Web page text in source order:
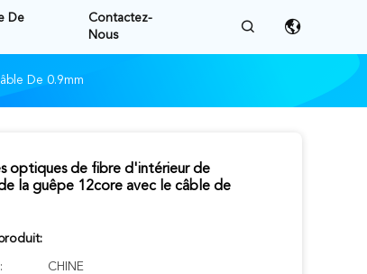
De
Contactez-
Nous
De 0.9mm
optiques de fibre d'intérieur de
la guêpe 12core avec le câble de
CHINE